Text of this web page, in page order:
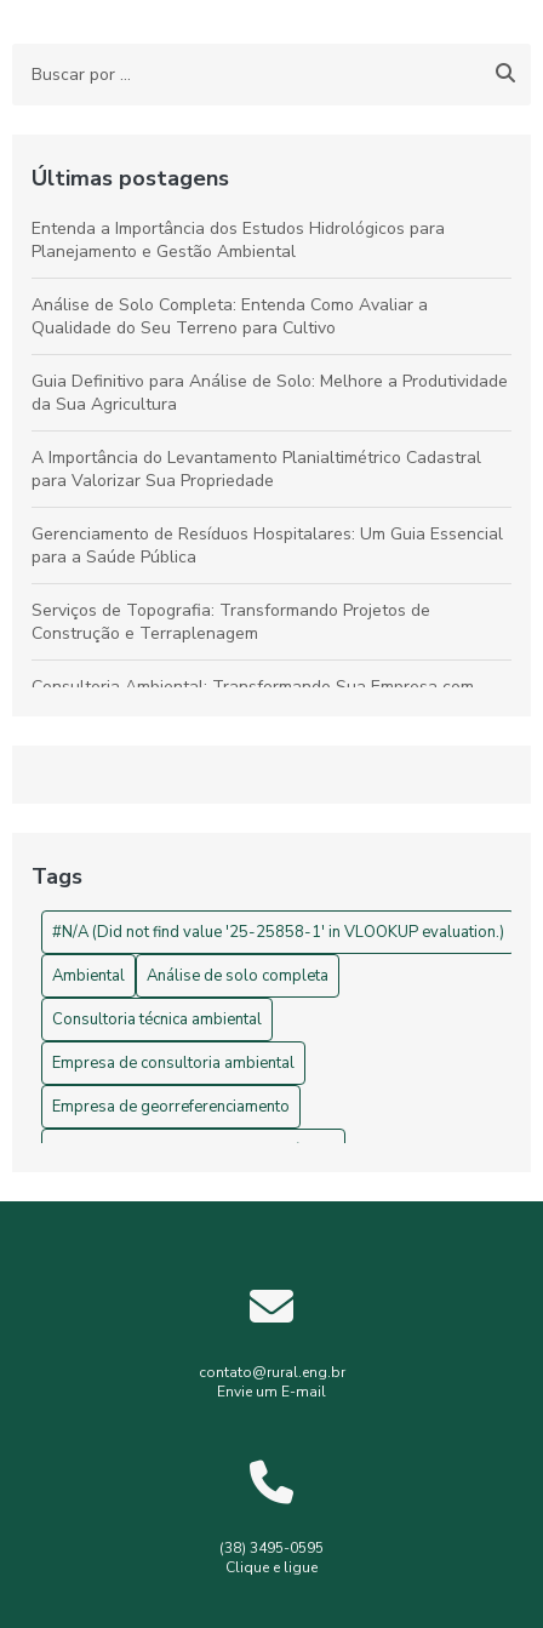
Últimas postagens
Entenda a Importância dos Estudos Hidrológicos para
Planejamento e Gestão Ambiental
Análise de Solo Completa: Entenda Como Avaliar a
Qualidade do Seu Terreno para Cultivo
Guia Definitivo para Análise de Solo: Melhore a Produtividade
da Sua Agricultura
A Importância do Levantamento Planialtimétrico Cadastral
para Valorizar Sua Propriedade
Gerenciamento de Resíduos Hospitalares: Um Guia Essencial
para a Saúde Pública
Serviços de Topografia: Transformando Projetos de
Construção e Terraplenagem
Consultoria Ambiental: Transformando Sua Empresa com
Construção Civil
Drones na Topografia: Revolucionando Medições e Mapas
Tags
#N/A (Did not find value '25-25858-1' in VLOOKUP evaluation.)
Ambiental
Análise de solo completa
Consultoria técnica ambiental
Empresa de consultoria ambiental
Empresa de georreferenciamento
Empresa de gerenciamento de resíduos
Gerenciamento de resíduos hospitalares
Gerenciamento de resíduos sólidos
Levantamento planialtimétrico cadastral
Levantamento topográfico com drone
contato@rural.eng.br
Envie um E-mail
(38) 3495-0595
Clique e ligue